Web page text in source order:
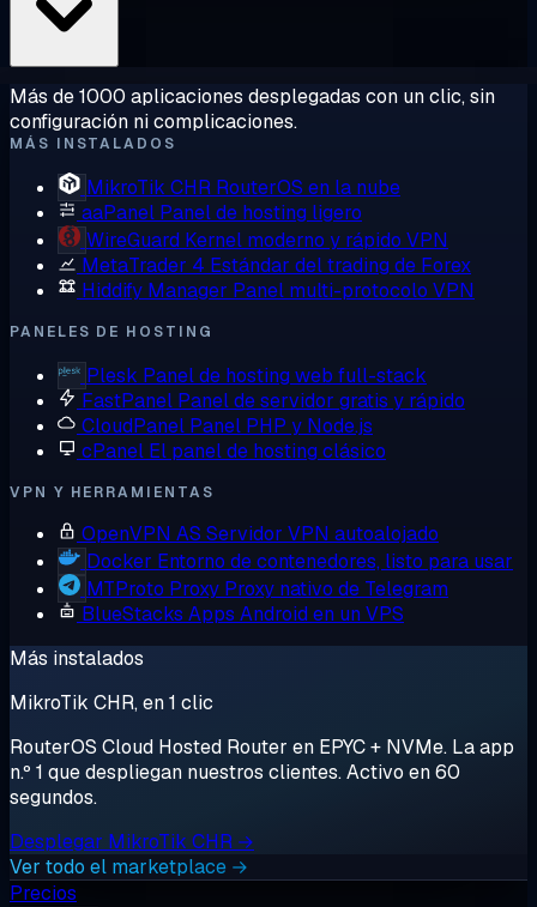
Más de 1000 aplicaciones desplegadas con un clic, sin
configuración ni complicaciones.
MÁS INSTALADOS
MikroTik CHR RouterOS en la nube
aaPanel Panel de hosting ligero
WireGuard Kernel moderno y rápido VPN
MetaTrader 4 Estándar del trading de Forex
Hiddify Manager Panel multi-protocolo VPN
PANELES DE HOSTING
Plesk Panel de hosting web full-stack
FastPanel Panel de servidor gratis y rápido
CloudPanel Panel PHP y Node.js
cPanel El panel de hosting clásico
VPN Y HERRAMIENTAS
OpenVPN AS Servidor VPN autoalojado
Docker Entorno de contenedores, listo para usar
MTProto Proxy Proxy nativo de Telegram
BlueStacks Apps Android en un VPS
Más instalados
MikroTik CHR, en 1 clic
RouterOS Cloud Hosted Router en EPYC + NVMe. La app
n.º 1 que despliegan nuestros clientes. Activo en 60
segundos.
Desplegar MikroTik CHR →
Ver todo el marketplace →
Precios